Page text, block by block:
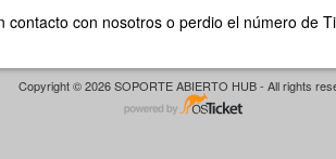
contacto con nosotros o perdio el número de
Copyright © 2026 SOPORTE ABIERTO HUB - All rights